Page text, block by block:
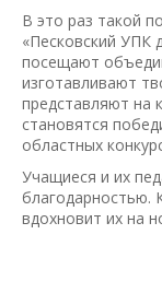
В это раз такой
«Песковский УПК
посещают
изготавливают
представляют на
становятся
областных
Учащиеся и их
благодарностью.
вдохновит их на